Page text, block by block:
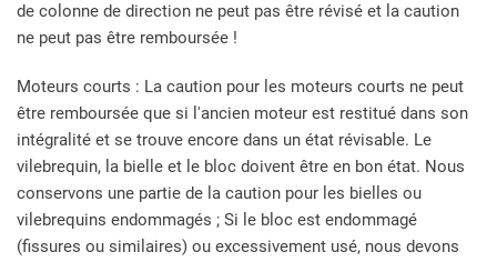
de colonne de direction ne peut pas être révisé et la caution
ne peut pas être remboursée !
Moteurs courts : La caution pour les moteurs courts ne peut
être remboursée que si l'ancien moteur est restitué dans son
intégralité et se trouve encore dans un état révisable. Le
vilebrequin, la bielle et le bloc doivent être en bon état. Nous
conservons une partie de la caution pour les bielles ou
vilebrequins endommagés ; Si le bloc est endommagé
(fissures ou similaires) ou excessivement usé, nous devons